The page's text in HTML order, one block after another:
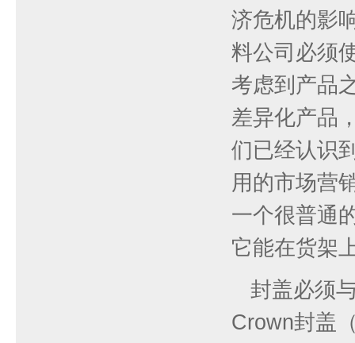
济危机的影
料公司必须
考虑到产品
差异化产品
们已经认识
用的市场营
一个很普通
它能在货架
封盖必须
Crown封盖